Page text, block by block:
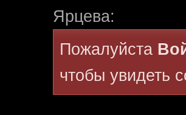
Ярцева:
Пожалуйста
чтобы увидеть